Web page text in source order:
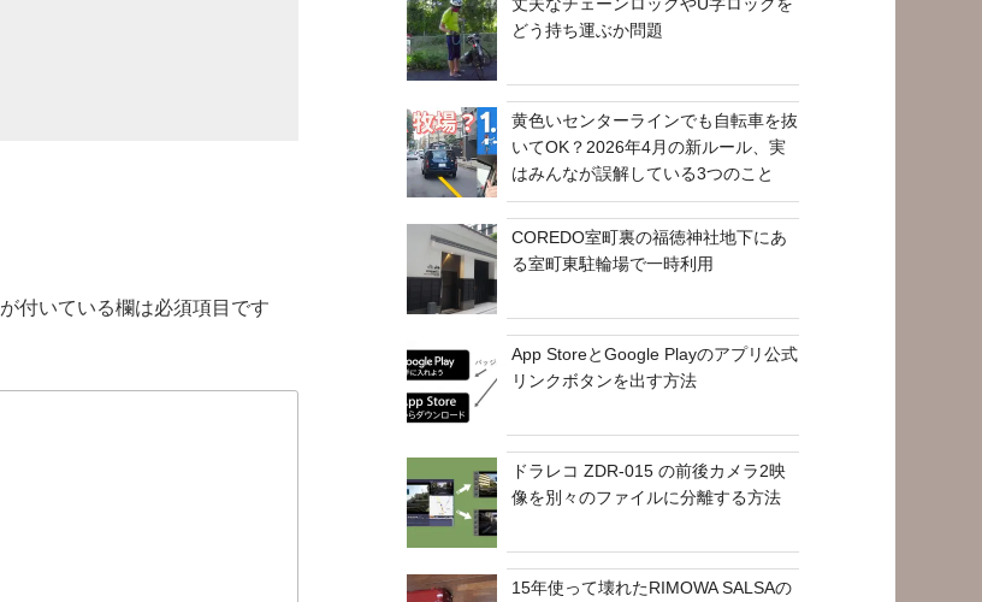
が付いている欄は必須項目です
どう持ち運ぶか問題
黄色いセンターラインでも自転車を抜
いてOK？2026年4月の新ルール、実
はみんなが誤解している3つのこと
COREDO室町裏の福徳神社地下にあ
る室町東駐輪場で一時利用
App StoreとGoogle Playのアプリ公式
リンクボタンを出す方法
ドラレコ ZDR-015 の前後カメラ2映
像を別々のファイルに分離する方法
15年使って壊れたRIMOWA SALSAの